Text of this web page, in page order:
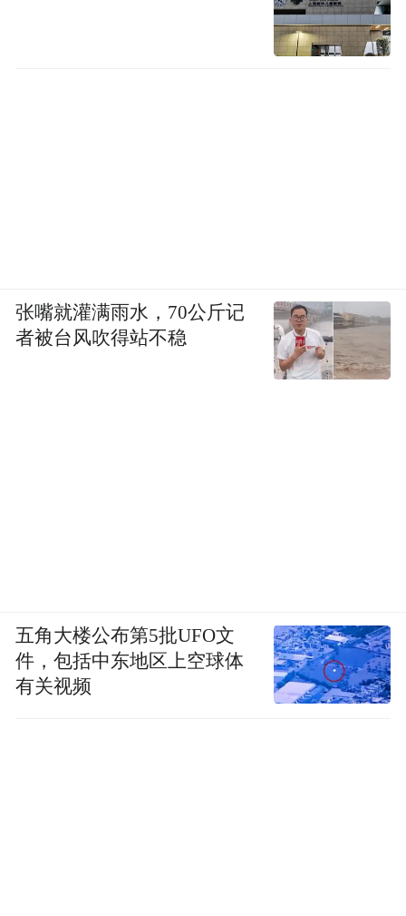
张嘴就灌满雨水，70公斤记
者被台风吹得站不稳
五角大楼公布第5批UFO文
件，包括中东地区上空球体
有关视频